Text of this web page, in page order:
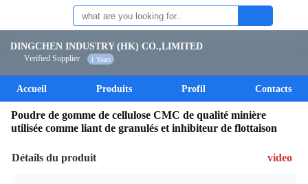
DINGCHEN INDUSTRY (HK) CO.,LIMITED
Verified Supplier 1 Years
Accueil Produits Profil Contacts
Poudre de gomme de cellulose CMC de qualité minière
utilisée comme liant de granulés et inhibiteur de flottaison
Détails du produit video